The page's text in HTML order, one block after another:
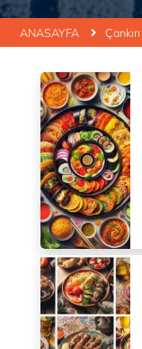
ANASAYFA Çankırı